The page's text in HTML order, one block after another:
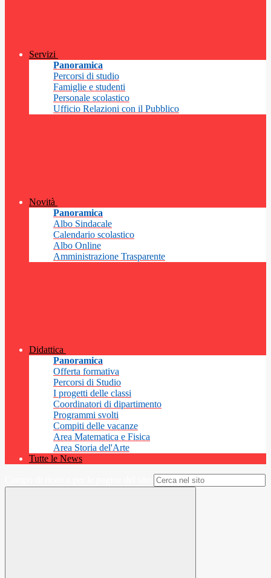
Servizi
Panoramica
Percorsi di studio
Famiglie e studenti
Personale scolastico
Ufficio Relazioni con il Pubblico
Novità
Panoramica
Albo Sindacale
Calendario scolastico
Albo Online
Amministrazione Trasparente
Didattica
Panoramica
Offerta formativa
Percorsi di Studio
I progetti delle classi
Coordinatori di dipartimento
Programmi svolti
Compiti delle vacanze
Area Matematica e Fisica
Area Storia del'Arte
Tutte le News